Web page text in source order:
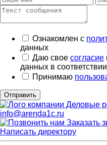
Ознакомлен с
данных
Даю свое согласие
данных в
Принимаю
Отправить
info@arenda1c.ru
Заказать
Написать директору